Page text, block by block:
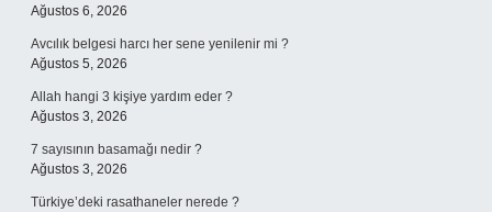
Ağustos 6, 2026
Avcılık belgesi harcı her sene yenilenir mi ?
Ağustos 5, 2026
Allah hangi 3 kişiye yardım eder ?
Ağustos 3, 2026
7 sayısının basamağı nedir ?
Ağustos 3, 2026
Türkiye’deki rasathaneler nerede ?